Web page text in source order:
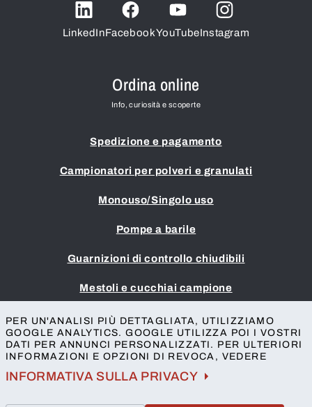
LinkedInFacebookYouTubeInstagram
Ordina online
Info, curiosità e scoperte
Spedizione e pagamento
Campionatori per polveri e granulati
Monouso/Singolo uso
Pompe a barile
Guarnizioni di controllo chiudibili
Mestoli e cucchiai campione
Impronta
Termini e condizioni
Protezione della privacy
Contatto
PER UN'ANALISI PIÙ DETTAGLIATA, UTILIZZIAMO
GOOGLE ANALYTICS. GOOGLE UTILIZZA POI I VOSTRI
DATI PER ANNUNCI PERSONALIZZATI. PER ULTERIORI
INFORMAZIONI E OPZIONI DI REVOCA, VEDERE
INFORMATIVA SULLA PRIVACY